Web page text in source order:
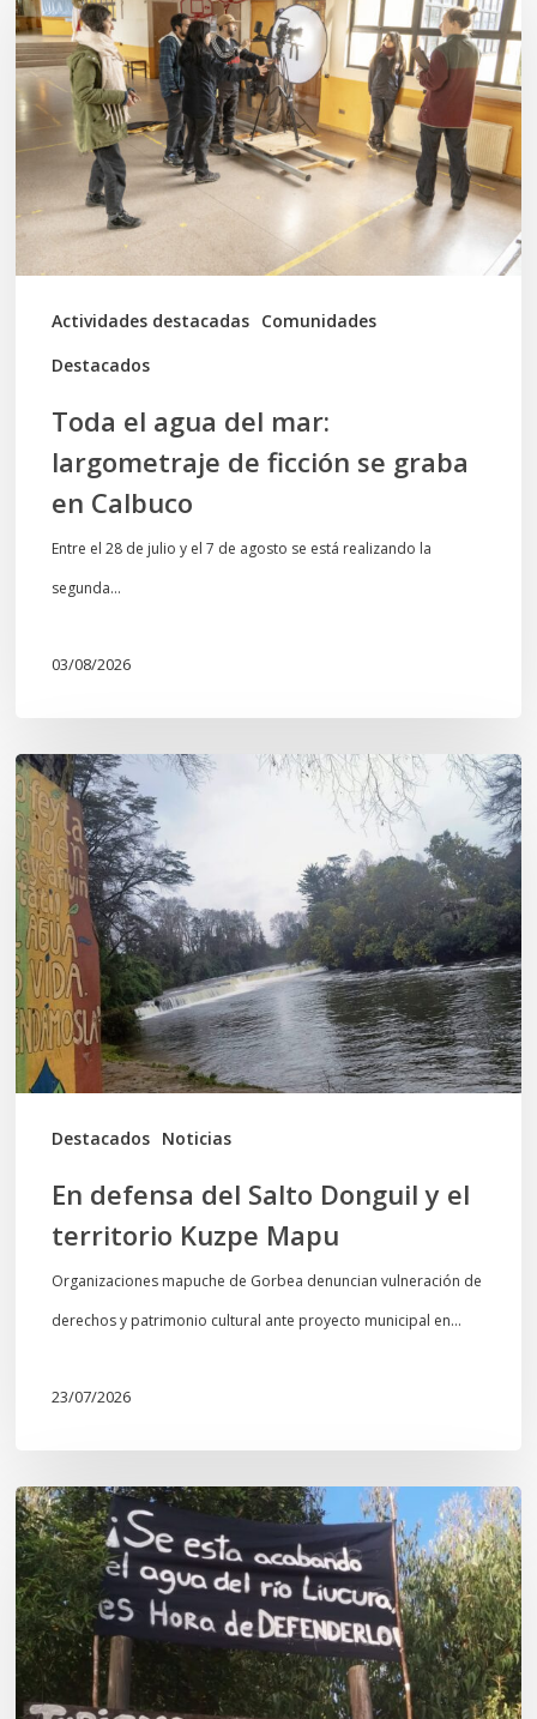
Actividades destacadas Comunidades
Destacados
agua
del
mar:
largometraje
de
ficción
se
graba
Toda el agua del mar:
largometraje de ficción se graba
en Calbuco
Entre el 28 de julio y el 7 de agosto se está realizando la
segunda…
03/08/2026
Destacados Noticias
En
defensa
del
Salto
Donguil
y
el
territorio
Kuzpe
Mapu
En defensa del Salto Donguil y el
territorio Kuzpe Mapu
Organizaciones mapuche de Gorbea denuncian vulneración de
derechos y patrimonio cultural ante proyecto municipal en…
23/07/2026
Newen
Leufu
Ligkusra:
«el
Leufu
es